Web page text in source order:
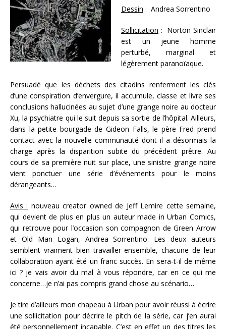
Dessin : Andrea Sorrentino
Sollicitation : Norton Sinclair
est un jeune homme
perturbé, marginal et
légèrement paranoïaque.
Persuadé que les déchets des citadins renferment les clés
d’une conspiration d’envergure, il accumule, classe et livre ses
conclusions hallucinées au sujet d’une grange noire au docteur
Xu, la psychiatre qui le suit depuis sa sortie de l’hôpital. Ailleurs,
dans la petite bourgade de Gideon Falls, le père Fred prend
contact avec la nouvelle communauté dont il a désormais la
charge après la disparition subite du précédent prêtre. Au
cours de sa première nuit sur place, une sinistre grange noire
vient ponctuer une série d’événements pour le moins
dérangeants…
Avis : nouveau creator owned de Jeff Lemire cette semaine,
qui devient de plus en plus un auteur made in Urban Comics,
qui retrouve pour l’occasion son compagnon de Green Arrow
et Old Man Logan, Andrea Sorrentino. Les deux auteurs
semblent vraiment bien travailler ensemble, chacune de leur
collaboration ayant été un franc succès. En sera-t-il de même
ici ? je vais avoir du mal à vous répondre, car en ce qui me
concerne…je n’ai pas compris grand chose au scénario…
Je tire d’ailleurs mon chapeau à Urban pour avoir réussi à écrire
une sollicitation pour décrire le pitch de la série, car j’en aurai
été personnellement incapable. C’est en effet un des titres les